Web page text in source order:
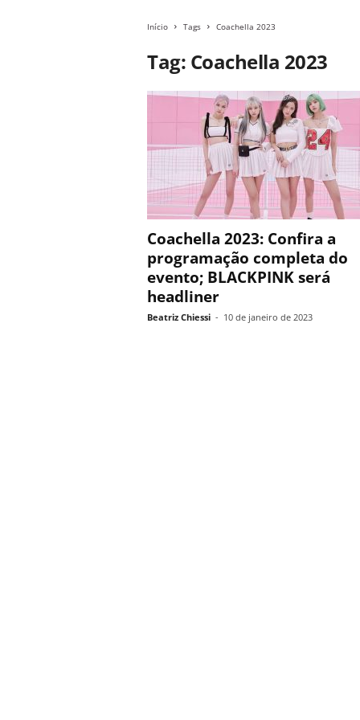
Início Tags Coachella 2023
Tag: Coachella 2023
Coachella 2023: Confira a
programação completa do
evento; BLACKPINK será
headliner
Beatriz Chiessi - 10 de janeiro de 2023